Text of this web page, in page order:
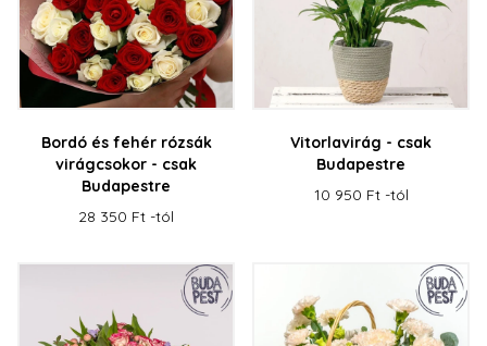
Bordó és fehér rózsák
virágcsokor - csak
Budapestre
28 350 Ft -tól
Vitorlavirág - csak
Budapestre
10 950 Ft -tól